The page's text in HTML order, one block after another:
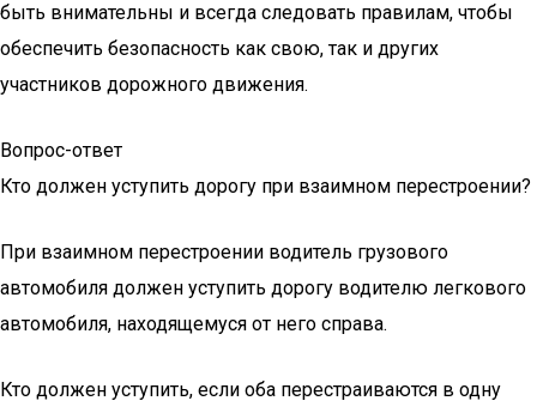
быть внимательны и всегда следовать правилам, чтобы
обеспечить безопасность как свою, так и других
участников дорожного движения.
Вопрос-ответ
Кто должен уступить дорогу при взаимном перестроении?
При взаимном перестроении водитель грузового
автомобиля должен уступить дорогу водителю легкового
автомобиля, находящемуся от него справа.
Кто должен уступить, если оба перестраиваются в одну